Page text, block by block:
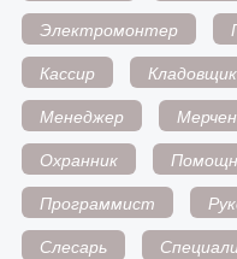
Электромонтер
Кассир
Кладовщик
Менеджер
Охранник
Программист
Слесарь